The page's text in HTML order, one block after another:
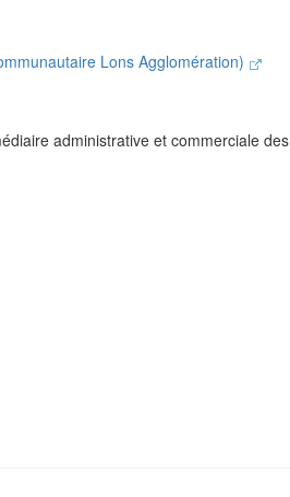
Lons Agglomération)
administrative et commerciale des